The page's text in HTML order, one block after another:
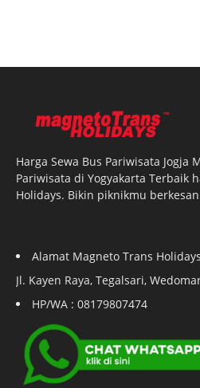
Harga Sewa Bus Pariwisata Jogja
Pariwisata di Yogyakarta Terbaik
Holidays. Bikin piknikmu
Alamat Magneto Trans Holidays
Jl. Kayen Raya, Tegalsari,
HP/WA : 08179807474